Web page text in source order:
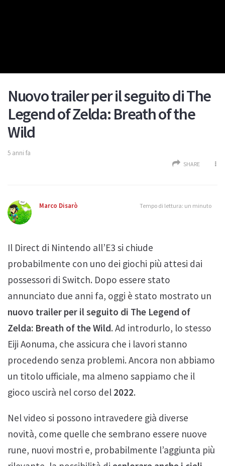
Nuovo trailer per il seguito di The
Legend of Zelda: Breath of the
Wild
5 anni fa
SHARE
Marco Disarò Tempo di lettura: un minuto
Il Direct di Nintendo all’E3 si chiude
probabilmente con uno dei giochi più attesi dai
possessori di Switch. Dopo essere stato
annunciato due anni fa, oggi è stato mostrato un
nuovo trailer per il seguito di The Legend of
Zelda: Breath of the Wild. Ad introdurlo, lo stesso
Eiji Aonuma, che assicura che i lavori stanno
procedendo senza problemi. Ancora non abbiamo
un titolo ufficiale, ma almeno sappiamo che il
gioco uscirà nel corso del 2022.
Nel video si possono intravedere già diverse
novità, come quelle che sembrano essere nuove
rune, nuovi mostri e, probabilmente l’aggiunta più